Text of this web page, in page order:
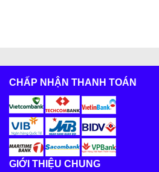
CHẤP NHẬN THANH TOÁN
GIỚI THIỆU CHUNG